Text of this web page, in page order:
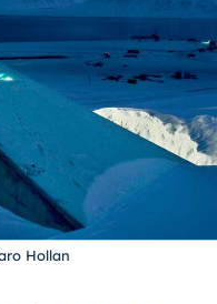
Hollan